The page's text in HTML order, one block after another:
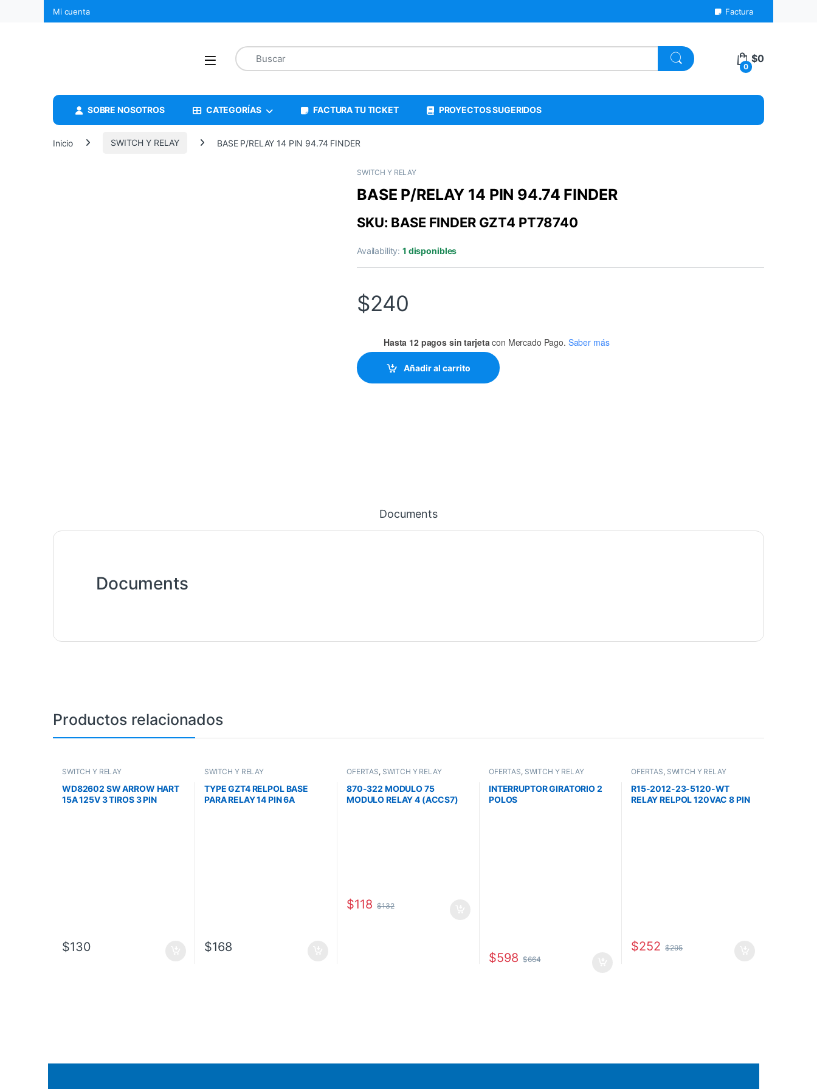
Mi cuenta Factura
0
$0
SOBRE NOSOTROS CATEGORÍAS FACTURA TU TICKET PROYECTOS SUGERIDOS
Inicio SWITCH Y RELAY BASE P/RELAY 14 PIN 94.74 FINDER
SWITCH Y RELAY
BASE P/RELAY 14 PIN 94.74 FINDER
SKU: BASE FINDER GZT4 PT78740
Availability:1 disponibles
$240
Hasta 12 pagos sin tarjeta con Mercado Pago. Saber más
Añadir al carrito
Documents
Documents
Productos relacionados
SWITCH Y RELAY
WD82602 SW ARROW HART
15A 125V 3 TIROS 3 PIN
$130
SWITCH Y RELAY
TYPE GZT4 RELPOL BASE
PARA RELAY 14 PIN 6A
$168
OFERTAS, SWITCH Y RELAY
870-322 MODULO 75
MODULO RELAY 4 (ACCS7)
$118 $132
OFERTAS, SWITCH Y RELAY
INTERRUPTOR GIRATORIO 2
POLOS
$598 $664
OFERTAS, SWITCH Y RELAY
R15-2012-23-5120-WT
RELAY RELPOL 120VAC 8 PIN
$252 $295